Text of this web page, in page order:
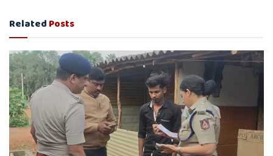
RelatedPosts